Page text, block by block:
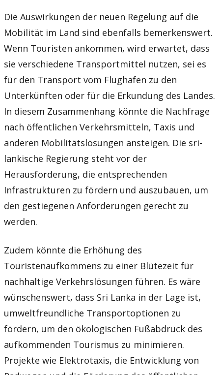
Die Auswirkungen der neuen Regelung auf die
Mobilität im Land sind ebenfalls bemerkenswert.
Wenn Touristen ankommen, wird erwartet, dass
sie verschiedene Transportmittel nutzen, sei es
für den Transport vom Flughafen zu den
Unterkünften oder für die Erkundung des Landes.
In diesem Zusammenhang könnte die Nachfrage
nach öffentlichen Verkehrsmitteln, Taxis und
anderen Mobilitätslösungen ansteigen. Die sri-
lankische Regierung steht vor der
Herausforderung, die entsprechenden
Infrastrukturen zu fördern und auszubauen, um
den gestiegenen Anforderungen gerecht zu
werden.
Zudem könnte die Erhöhung des
Touristenaufkommens zu einer Blütezeit für
nachhaltige Verkehrslösungen führen. Es wäre
wünschenswert, dass Sri Lanka in der Lage ist,
umweltfreundliche Transportoptionen zu
fördern, um den ökologischen Fußabdruck des
aufkommenden Tourismus zu minimieren.
Projekte wie Elektrotaxis, die Entwicklung von